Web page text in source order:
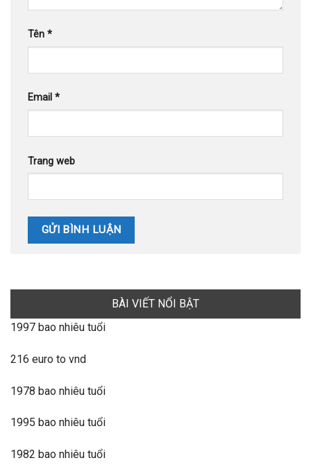
Tên *
Email *
Trang web
BÀI VIẾT NỔI BẬT
1997 bao nhiêu tuổi
216 euro to vnd
1978 bao nhiêu tuổi
1995 bao nhiêu tuổi
1982 bao nhiêu tuổi